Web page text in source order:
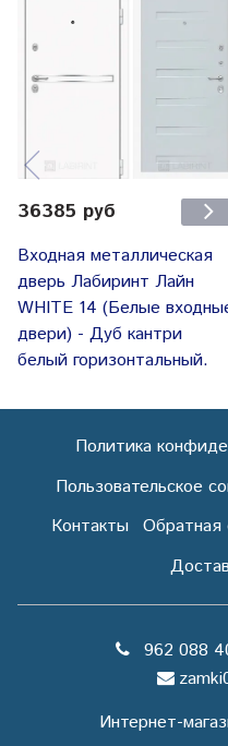
36385 руб
Входная металлическая
дверь Лабиринт Лайн
WHITE 14 (Белые
двери) - Дуб кантри
белый горизонтальный.
Политика
Пользовательское
Контакты Обратная
962 088
Интернет-